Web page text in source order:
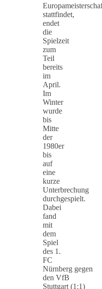
stattfindet,
endet
die
Spielzeit
zum
Teil
bereits
im
April.
Im
Winter
wurde
bis
Mitte
der
1980er
bis
auf
eine
kurze
Unterbrechung
durchgespielt.
Dabei
fand
mit
dem
Spiel
des 1.
FC
Nürnberg gegen
den VfB
Stuttgart (1:1)